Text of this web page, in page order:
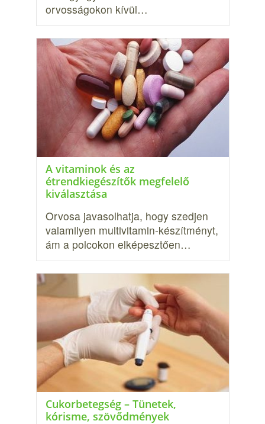
orvosságokon kívül…
A vitaminok és az
étrendkiegészítők megfelelő
kiválasztása
Orvosa javasolhatja, hogy szedjen
valamilyen multivitamin-készítményt,
ám a polcokon elképesztően…
Cukorbetegség – Tünetek,
kórisme, szövődmények